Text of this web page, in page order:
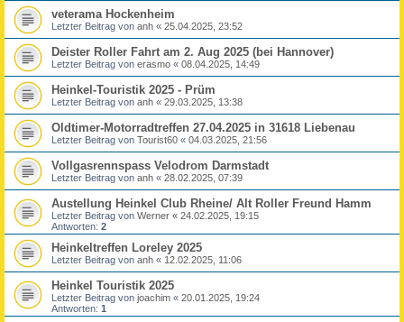
veterama Hockenheim
Letzter Beitrag von anh « 25.04.2025, 23:52
Deister Roller Fahrt am 2. Aug 2025 (bei Hannover)
Letzter Beitrag von erasmo « 08.04.2025, 14:49
Heinkel-Touristik 2025 - Prüm
Letzter Beitrag von anh « 29.03.2025, 13:38
Oldtimer-Motorradtreffen 27.04.2025 in 31618 Liebenau
Letzter Beitrag von Tourist60 « 04.03.2025, 21:56
Vollgasrennspass Velodrom Darmstadt
Letzter Beitrag von anh « 28.02.2025, 07:39
Austellung Heinkel Club Rheine/ Alt Roller Freund Hamm
Letzter Beitrag von Werner « 24.02.2025, 19:15
Antworten: 2
Heinkeltreffen Loreley 2025
Letzter Beitrag von anh « 12.02.2025, 11:06
Heinkel Touristik 2025
Letzter Beitrag von joachim « 20.01.2025, 19:24
Antworten: 1